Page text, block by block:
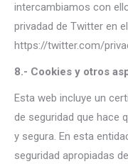
intercambiamos con
privadad de Twitter en
https://twitter.com/
8.- Cookies y otros
Esta web incluye un
de seguridad que hace
y segura. En esta
seguridad apropiadas